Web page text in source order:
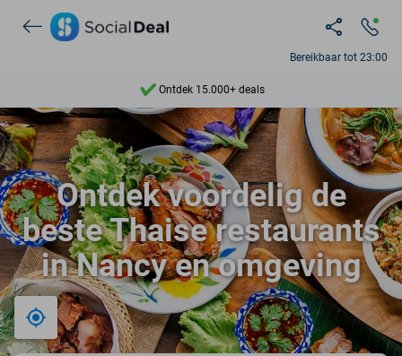
Bereikbaar tot 23:00
Ontdek 15.000+ deals
7 dagen per week beschikbaar
10+ miljoen leden
9,4
Ontdek 15.000+ deals
Ontdek voordelig de
beste Thaise restaurants
in Nancy en omgeving
Bij mij in de buurt